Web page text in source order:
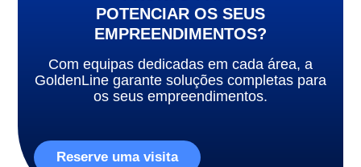
POTENCIAR OS SEUS
EMPREENDIMENTOS?
Com equipas dedicadas em cada área, a
GoldenLine garante soluções completas para
os seus empreendimentos.
Reserve uma visita